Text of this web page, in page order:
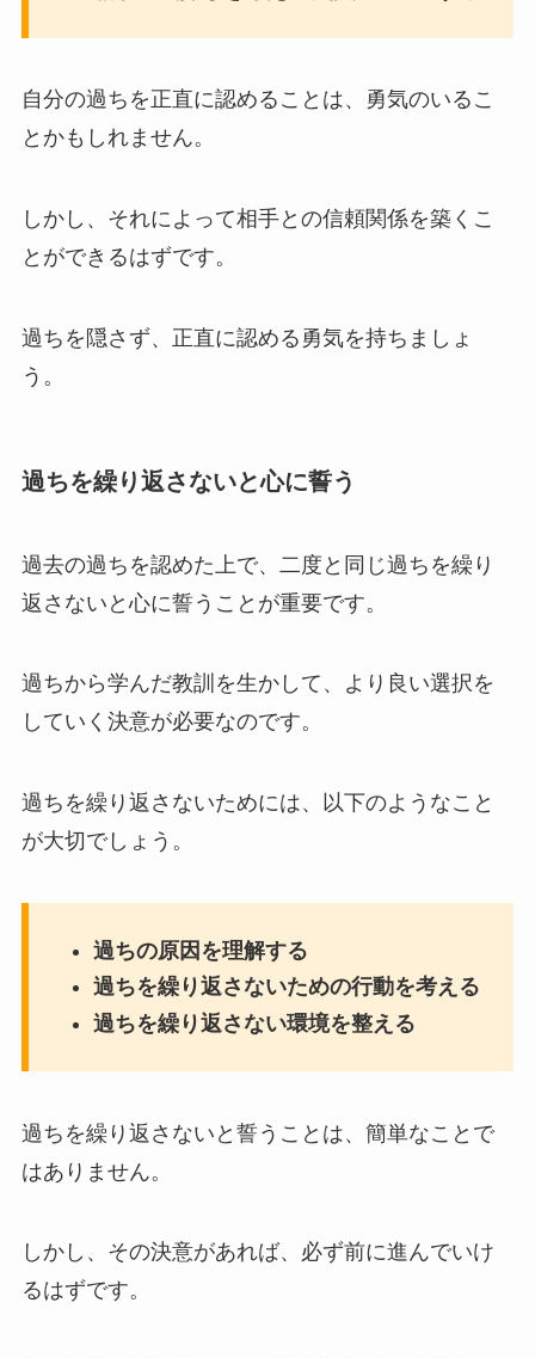
自分の過ちを正直に認めることは、勇気のいるこ
とかもしれません。
しかし、それによって相手との信頼関係を築くこ
とができるはずです。
過ちを隠さず、正直に認める勇気を持ちましょ
う。
過ちを繰り返さないと心に誓う
過去の過ちを認めた上で、二度と同じ過ちを繰り
返さないと心に誓うことが重要です。
過ちから学んだ教訓を生かして、より良い選択を
していく決意が必要なのです。
過ちを繰り返さないためには、以下のようなこと
が大切でしょう。
過ちの原因を理解する
過ちを繰り返さないための行動を考える
過ちを繰り返さない環境を整える
過ちを繰り返さないと誓うことは、簡単なことで
はありません。
しかし、その決意があれば、必ず前に進んでいけ
るはずです。